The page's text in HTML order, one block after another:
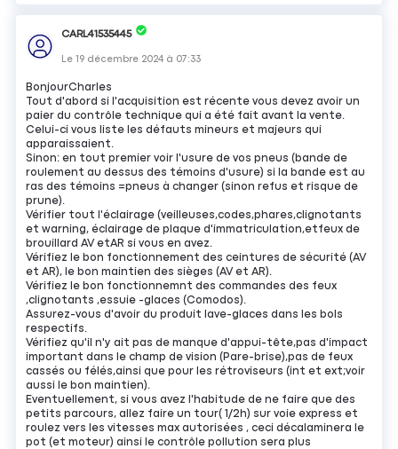
CARL41535445
Le19 décembre 2024 à 07:33
BonjourCharles
Tout d'abord si l'acquisition est récente vous devez avoir un
paier du contrôle technique qui a été fait avant la vente.
Celui-ci vous liste les défauts mineurs et majeurs qui
apparaissaient.
Sinon: en tout premier voir l'usure de vos pneus (bande de
roulement au dessus des témoins d'usure) si la bande est au
ras des témoins =pneus à changer (sinon refus et risque de
prune).
Vérifier tout l'éclairage (veilleuses,codes,phares,clignotants
et warning, éclairage de plaque d'immatriculation,etfeux de
brouillard AV etAR si vous en avez.
Vérifiez le bon fonctionnement des ceintures de sécurité (AV
et AR), le bon maintien des sièges (AV et AR).
Vérifiez le bon fonctionnemnt des commandes des feux
,clignotants ,essuie -glaces (Comodos).
Assurez-vous d'avoir du produit lave-glaces dans les bols
respectifs.
Vérifiez qu'il n'y ait pas de manque d'appui-tête,pas d'impact
important dans le champ de vision (Pare-brise),pas de feux
cassés ou félés,ainsi que pour les rétroviseurs (int et ext;voir
aussi le bon maintien).
Eventuellement, si vous avez l'habitude de ne faire que des
petits parcours, allez faire un tour( 1/2h) sur voie express et
roulez vers les vitesses max autorisées , ceci décalaminera le
pot (et moteur) ainsi le contrôle pollution sera plus